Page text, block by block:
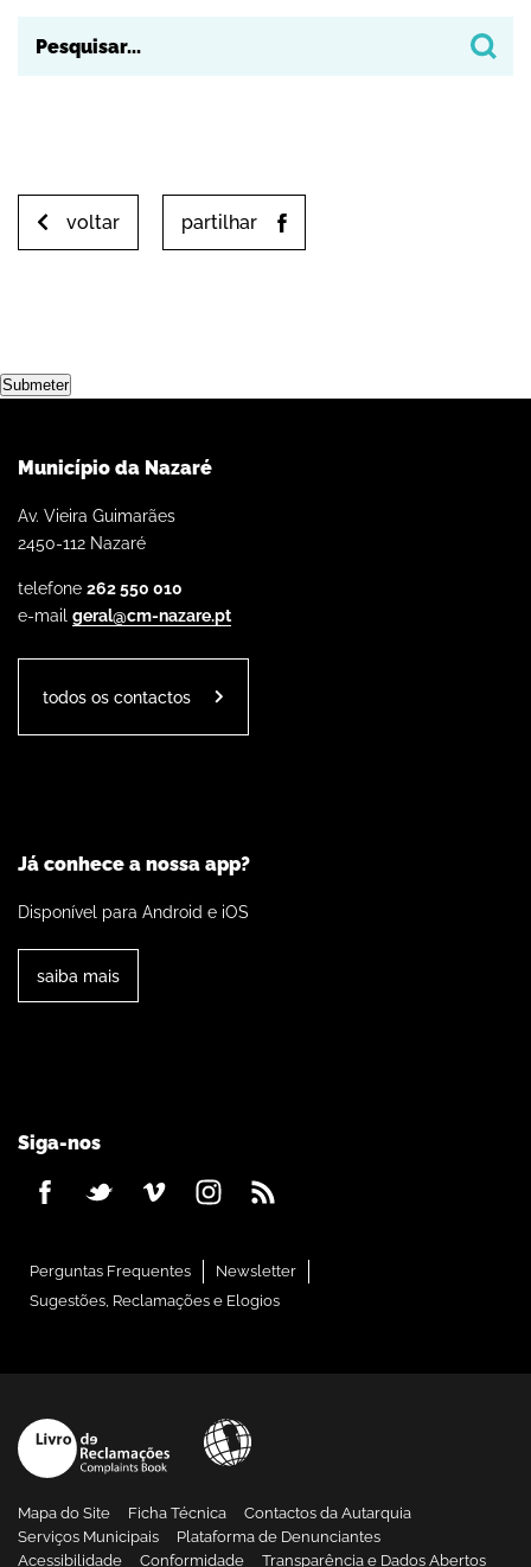
voltar partilhar
Submeter
Município da Nazaré
Av. Vieira Guimarães
2450-112 Nazaré
telefone 262 550 010
e-mail geral@cm-nazare.pt
todos os contactos
Já conhece a nossa app?
Disponível para Android e iOS
saiba mais
Siga-nos
Perguntas Frequentes
Newsletter
Sugestões, Reclamações e Elogios
Mapa do Site Ficha Técnica
Contactos da Autarquia
Serviços Municipais
Plataforma de Denunciantes
Acessibilidade
Conformidade Transparência e Dados Abertos